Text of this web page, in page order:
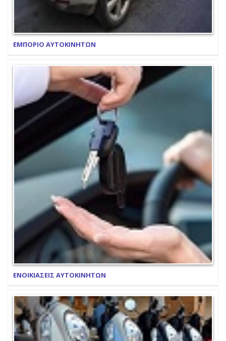
ΕΜΠΟΡΙΟ ΑΥΤΟΚΙΝΗΤΩΝ
ΕΝΟΙΚΙΑΣΕΙΣ ΑΥΤΟΚΙΝΗΤΩΝ